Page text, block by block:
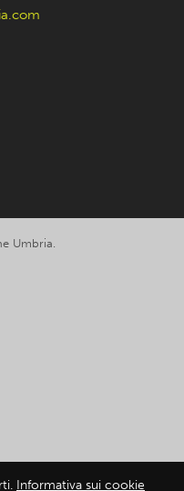
Umbria.
Informativa sui cookie